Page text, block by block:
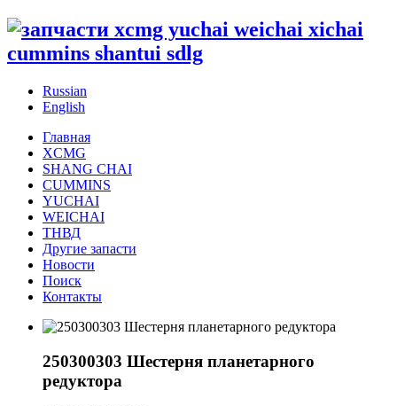
Russian
English
Главная
XCMG
SHANG CHAI
CUMMINS
YUCHAI
WEICHAI
ТНВД
Другие запасти
Новости
Поиск
Контакты
250300303 Шестерня планетарного
редуктора